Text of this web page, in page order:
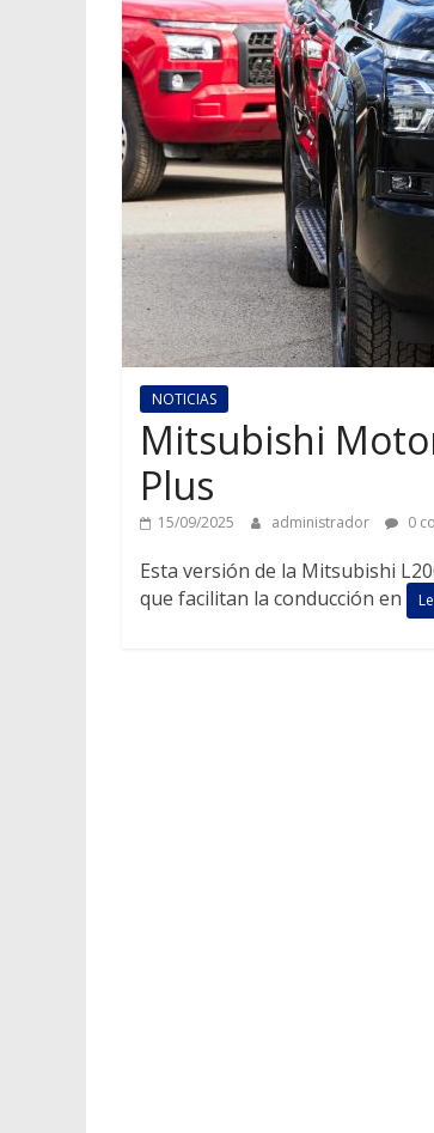
NOTICIAS
Mitsubishi
Plus
15/09/2025 administrador 0
Esta versión de la Mitsubishi
que facilitan la conducción en